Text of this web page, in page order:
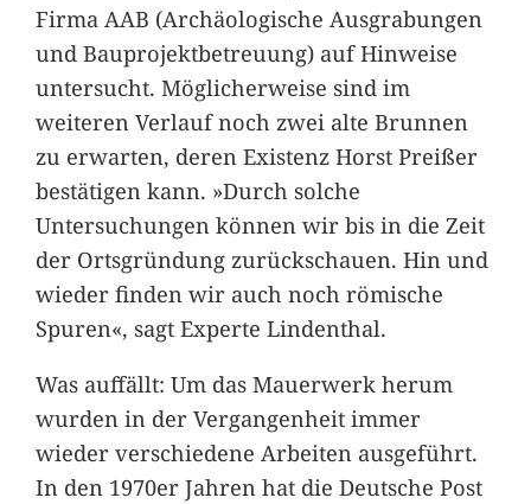
Firma AAB (Archäologische Ausgrabungen
und Bauprojektbetreuung) auf Hinweise
untersucht. Möglicherweise sind im
weiteren Verlauf noch zwei alte Brunnen
zu erwarten, deren Existenz Horst Preißer
bestätigen kann. »Durch solche
Untersuchungen können wir bis in die Zeit
der Ortsgründung zurückschauen. Hin und
wieder finden wir auch noch römische
Spuren«, sagt Experte Lindenthal.
Was auffällt: Um das Mauerwerk herum
wurden in der Vergangenheit immer
wieder verschiedene Arbeiten ausgeführt.
In den 1970er Jahren hat die Deutsche Post